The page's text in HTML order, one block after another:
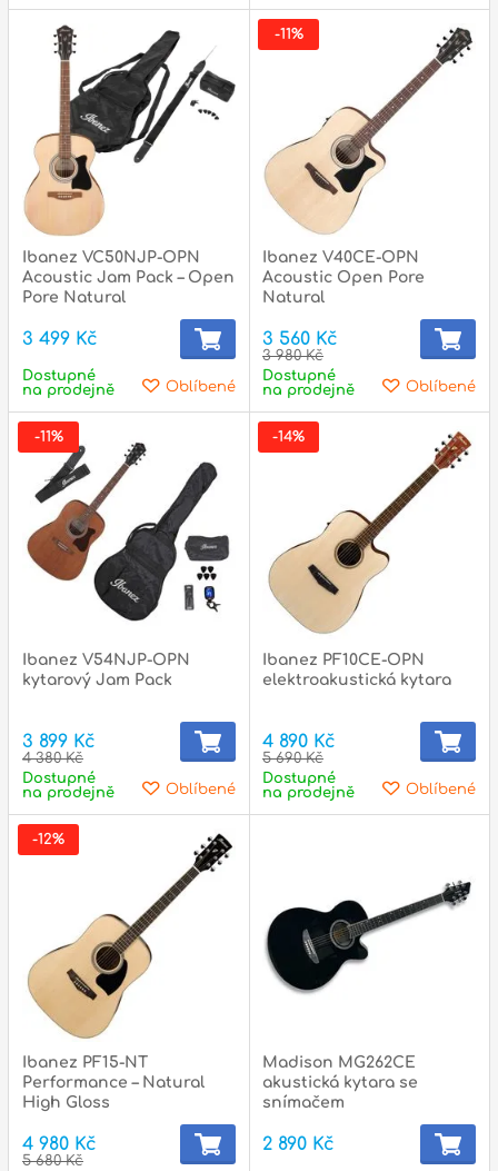
tel.: +420 222 782 732
email: prodejna@bici.cz
Otevírací doba
pondělí – pátek :10:00 – 18:00
sobota :ZAVŘENO
neděle :ZAVŘENO
státní svátky :
Ibanez VC50NJP-OPN
Acoustic Jam Pack – Open
Pore Natural
3 499 Kč
Oblíbené
Dostupné
na prodejně
Ibanez V40CE-OPN
Acoustic Open Pore
Natural
3 560 Kč
3 980 Kč
Oblíbené
Dostupné
na prodejně
-11%
Ibanez V54NJP-OPN
kytarový Jam Pack
3 899 Kč
4 380 Kč
Oblíbené
Dostupné
na prodejně
-11%
Ibanez PF10CE-OPN
elektroakustická kytara
4 890 Kč
5 690 Kč
Oblíbené
Dostupné
na prodejně
-14%
Ibanez PF15-NT
Performance – Natural
High Gloss
4 980 Kč
5 680 Kč
-12%
Madison MG262CE
akustická kytara se
snímačem
2 890 Kč